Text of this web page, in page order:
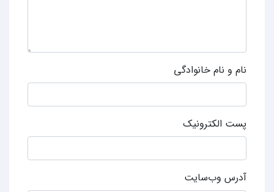
نام و نام خانوادگی
پست الکترونیک
آدرس وب‌سایت